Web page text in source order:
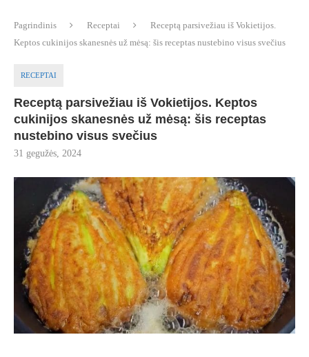
Pagrindinis Receptai
Receptą parsivežiau iš Vokietijos.
Keptos cukinijos skanesnės už mėsą: šis receptas nustebino visus svečius
RECEPTAI
Receptą parsivežiau iš Vokietijos. Keptos
cukinijos skanesnės už mėsą: šis receptas
nustebino visus svečius
31 gegužės, 2024